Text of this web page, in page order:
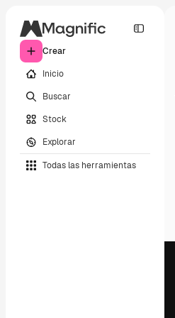
Crear
Inicio
Buscar
Stock
Explorar
Todas las herramientas